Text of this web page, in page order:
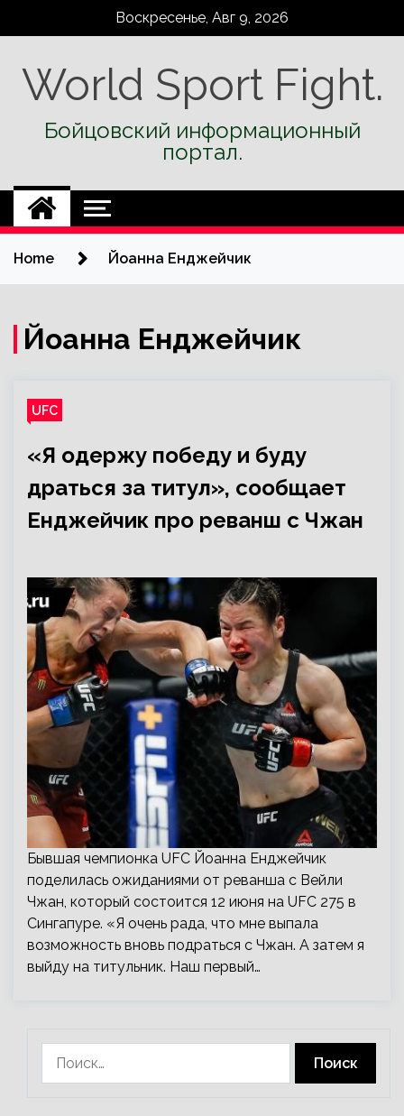
Воскресенье, Авг 9, 2026
World Sport Fight.
Бойцовский информационный
портал.
Home Йоанна Енджейчик
Йоанна Енджейчик
UFC
«Я одержу победу и буду
драться за титул», сообщает
Енджейчик про реванш с Чжан
Бывшая чемпионка UFC Йоанна Енджейчик
поделилась ожиданиями от реванша с Вейли
Чжан, который состоится 12 июня на UFC 275 в
Сингапуре. «Я очень рада, что мне выпала
возможность вновь подраться с Чжан. А затем я
выйду на титульник. Наш первый…